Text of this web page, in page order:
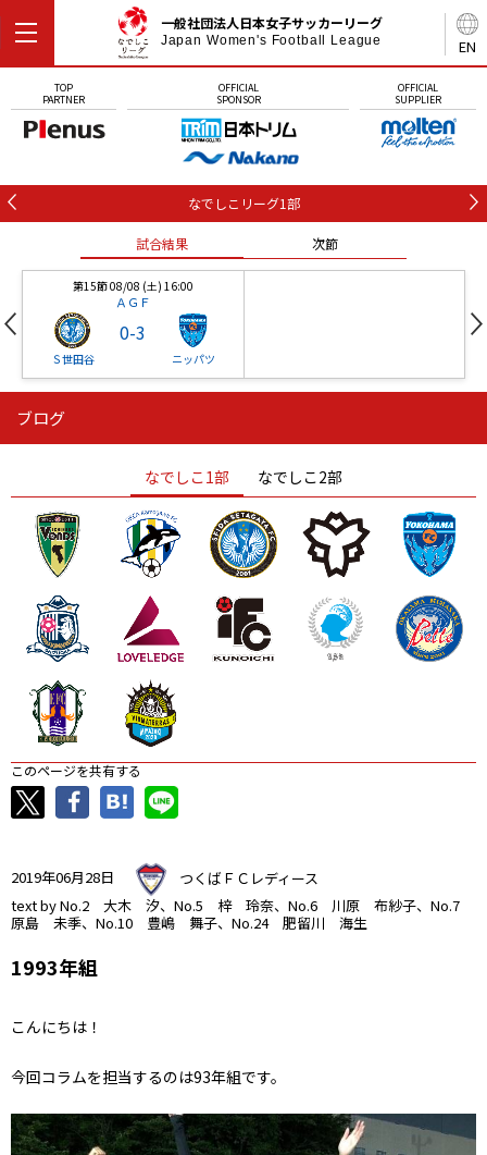
EN
一般社団法人日本女子サッカーリーグ
Japan Women's Football League
TOP
PARTNER
OFFICIAL
SPONSOR
OFFICIAL
SUPPLIER
なでしこリーグ1部
試合結果 次節
第15節 08/08 (土) 16:00
ＡＧＦ
Ｓ世田谷
0-3
ニッパツ
ニッパツ
ニッパツ 名古屋
石人の星
静岡 愛媛Ｌ
ブログ
なでしこ1部 なでしこ2部
このページを共有する
2019年06月28日
つくばＦＣレディース
text by No.2 大木 汐、No.5 梓 玲奈、No.6 川原 布紗子、No.7
原島 未季、No.10 豊嶋 舞子、No.24 肥留川 海生
1993年組
こんにちは！
今回コラムを担当するのは93年組です。